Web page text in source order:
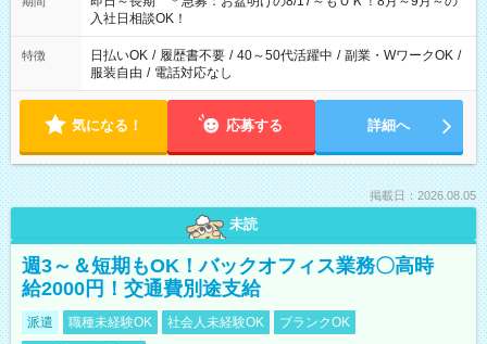
入社日相談OK！
特徴 日払いOK / 履歴書不要 / 40～50代活躍中 / 副業・WワークOK /
服装自由 / 電話対応なし
気になる！ 応募する 詳細へ
掲載日：2026.08.05
未読
週3～＆短期もOK！バックオフィス業務〇高時
給2000円！交通費別途支給
派遣 職種未経験OK 社会人未経験OK
ブランクOK